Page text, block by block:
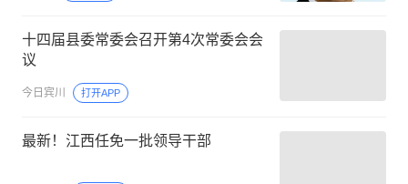
十四届县委常委会召开第4次常委会会
议
今日宾川 打开APP
最新！江西任免一批领导干部